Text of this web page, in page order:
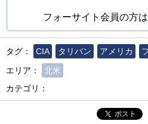
フォーサイト会員の方は
タグ： CIA タリバン アメリカ
エリア：
北米
カテゴリ：
ポスト